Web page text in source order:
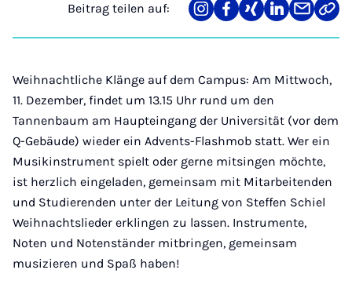
Beitrag teilen auf:
Teilen
auf
Teilen
auf
Teilen
auf
Teilen
auf
Teilen
über
Mail
Link
Weihnachtliche Klänge auf dem Campus: Am Mittwoch,
11. Dezember, findet um 13.15 Uhr rund um den
Tannenbaum am Haupteingang der Universität (vor dem
Q-Gebäude) wieder ein Advents-Flashmob statt. Wer ein
Musikinstrument spielt oder gerne mitsingen möchte,
ist herzlich eingeladen, gemeinsam mit Mitarbeitenden
und Studierenden unter der Leitung von Steffen Schiel
Weihnachtslieder erklingen zu lassen. Instrumente,
Noten und Notenständer mitbringen, gemeinsam
musizieren und Spaß haben!